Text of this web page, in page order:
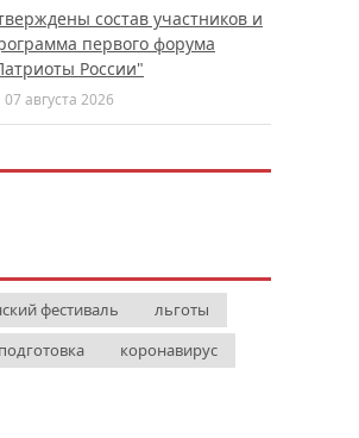
состав участников и
первого форума
России"
07 августа 2026
фестиваль
льготы
коронавирус